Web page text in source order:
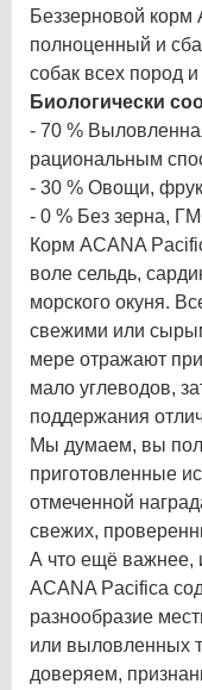
Беззерновой корм
полноценный и
собак всех пород и
Биологически
- 70 %
рациональным
- 30 % Овощи,
- 0 % Без зерна,
Корм ACANA
воле сельдь,
морского окуня.
свежими или
мере отражают
мало углеводов,
поддержания
Мы думаем, вы
приготовленные
отмеченной
свежих,
А что ещё важнее,
ACANA Pacifica
разнообразие
или выловленных
доверяем,